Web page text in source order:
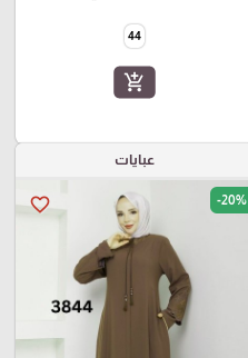
44
add_shopping_cart
عبايات
favorite_border -20%